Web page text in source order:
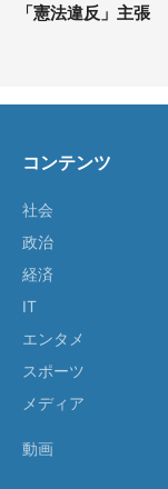
「憲法違反」主張
コンテンツ
社会
政治
経済
IT
エンタメ
スポーツ
メディア
動画